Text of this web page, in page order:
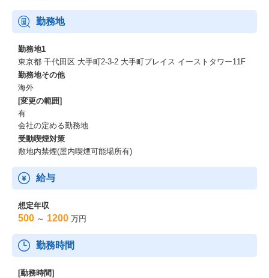
勤務地
勤務地1
東京都 千代田区 大手町2-3-2 大手町プレイス イーストタワー11F
勤務地その他
海外
[変更の範囲]
有
会社の定める勤務地
受動喫煙対策
敷地内禁煙(屋内喫煙可能場所有)
給与
想定年収
500 ～ 1200 万円
勤務時間
[勤務時間]